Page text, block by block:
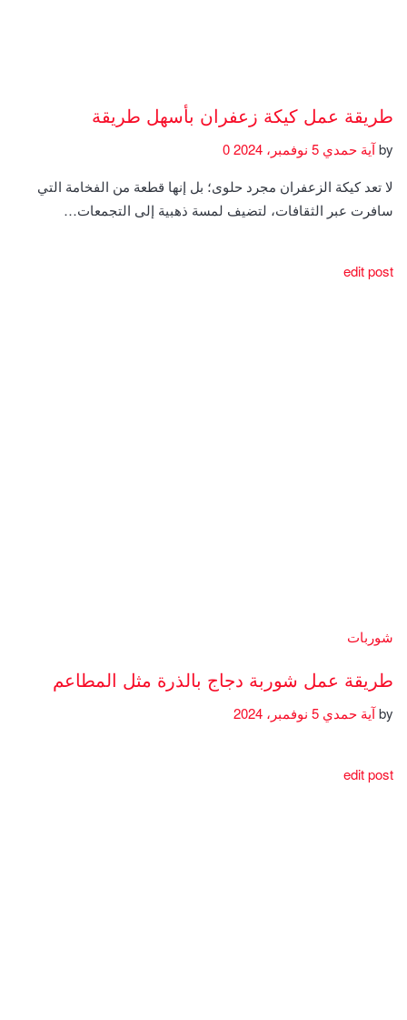
طريقة عمل كيكة زعفران بأسهل طريقة
byآية حمدي
لا تعد كيكة الزعفران مجرد حلوى؛ بل إنها قطعة من الفخامة التي
سافرت عبر الثقافات، لتضيف لمسة ذهبية إلى التجمعات…
edit post
شوربات
طريقة عمل شوربة دجاج بالذرة مثل المطاعم
byآية حمدي
edit post